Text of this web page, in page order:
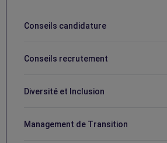
Conseils candidature
Conseils recrutement
Diversité et Inclusion
Management de Transition